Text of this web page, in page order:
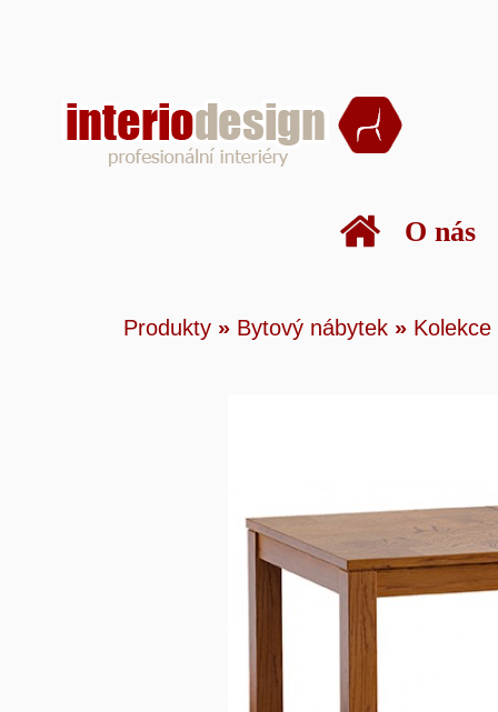
O nás
Produkty » Bytový nábytek »
Produkty » Bytový